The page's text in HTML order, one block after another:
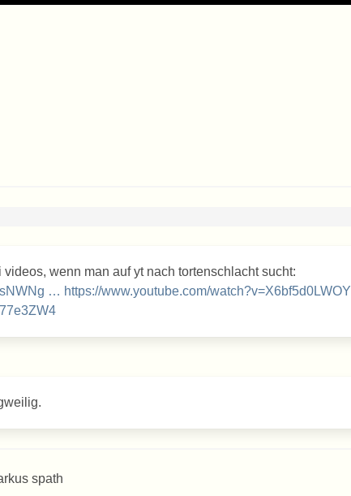
videos, wenn man auf yt nach tortenschlacht sucht:
… https://www.youtube.com/watch?v=X6bf5d0LWOY
spath